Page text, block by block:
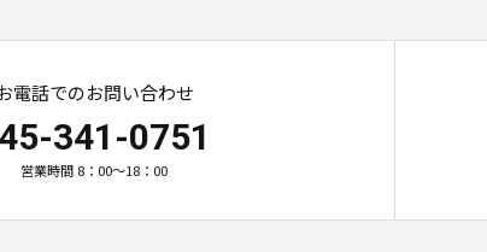
電話でのお問い合わせ
341-0751
営業時間 8：00～18：00